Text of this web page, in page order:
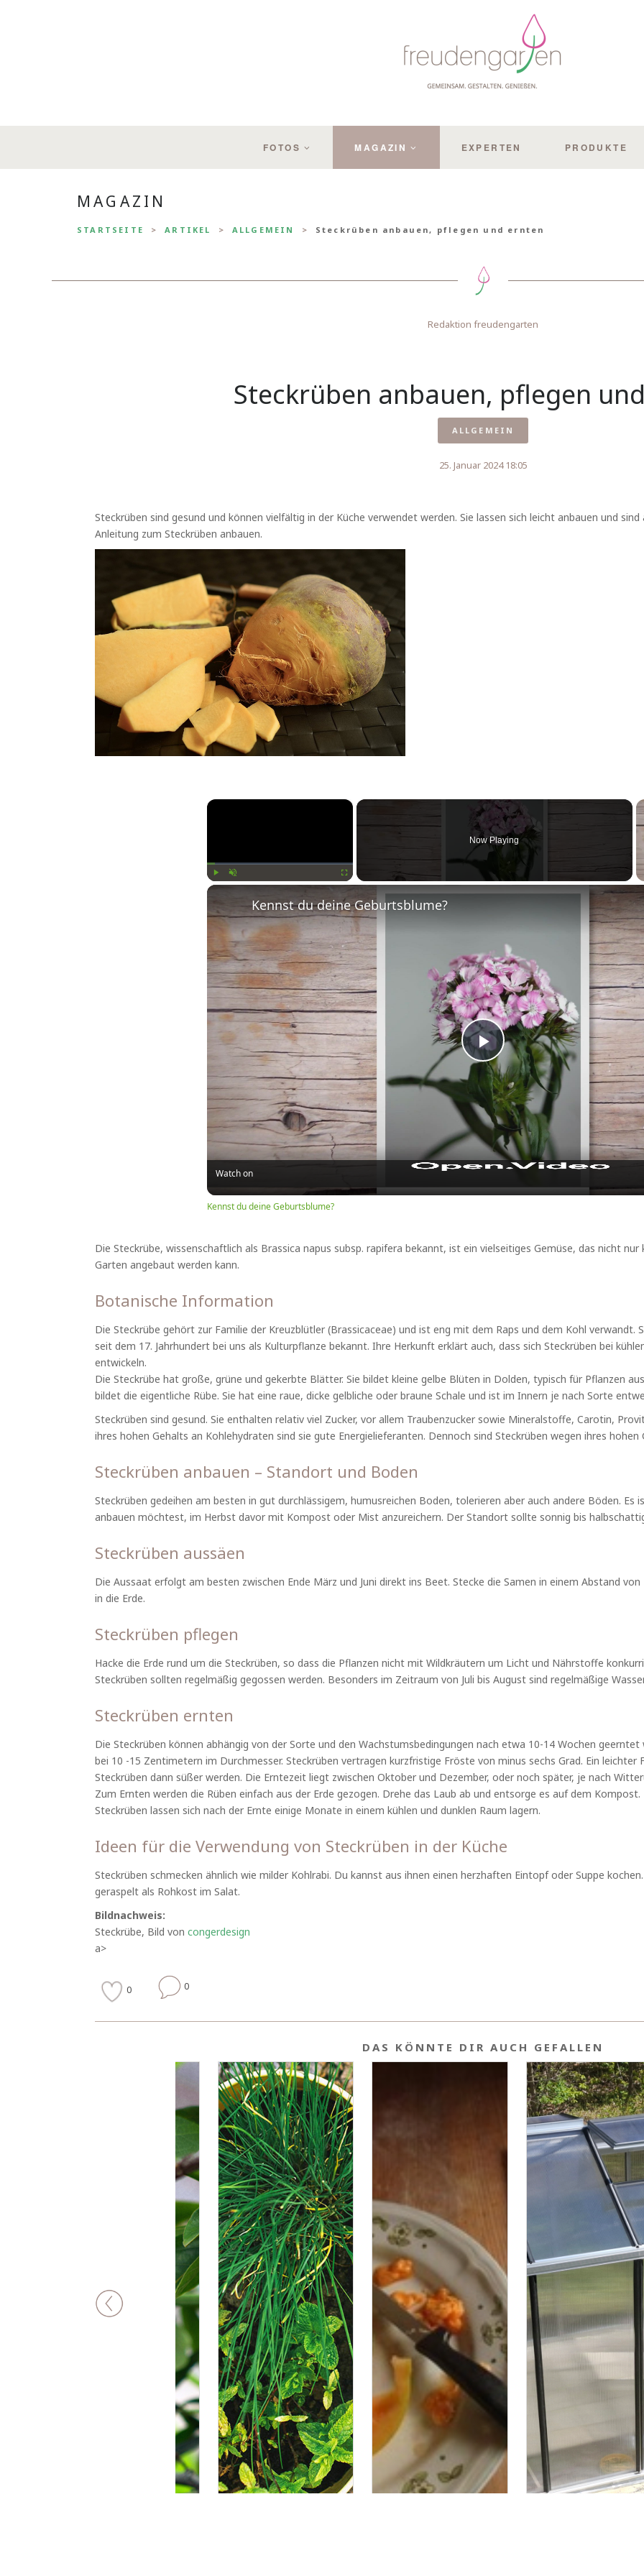
FOTOS MAGAZIN EXPERTEN PRODUKTE
MAGAZIN
STARTSEITE ARTIKEL ALLGEMEIN Steckrüben anbauen, pflegen und ernten
Redaktion freudengarten
Steckrüben anbauen, pflegen
ALLGEMEIN
25. Januar 2024 18:05
Steckrüben sind gesund und können vielfältig in der Küche verwendet werden. Sie lassen sich leicht anbauen und
Anleitung zum Steckrüben anbauen.
×
Fullscreen
Now Playing
Play
Video
Kennst du deine Geburtsblume?
Watch on
Kennst du deine Geburtsblume?
Die Steckrübe, wissenschaftlich als Brassica napus subsp. rapifera bekannt, ist ein vielseitiges Gemüse, das nicht
Garten angebaut werden kann.
Botanische Information
Die Steckrübe gehört zur Familie der Kreuzblütler (Brassicaceae) und ist eng mit dem Raps und dem Kohl verwandt.
seit dem 17. Jahrhundert bei uns als Kulturpflanze bekannt. Ihre Herkunft erklärt auch, dass sich Steckrüben bei
entwickeln.
Die Steckrübe hat große, grüne und gekerbte Blätter. Sie bildet kleine gelbe Blüten in Dolden, typisch für Pflanzen
bildet die eigentliche Rübe. Sie hat eine raue, dicke gelbliche oder braune Schale und ist im Innern je nach Sorte
Steckrüben sind gesund. Sie enthalten relativ viel Zucker, vor allem Traubenzucker sowie Mineralstoffe, Carotin,
ihres hohen Gehalts an Kohlehydraten sind sie gute Energielieferanten. Dennoch sind Steckrüben wegen ihres hohen
Steckrüben anbauen – Standort und Boden
Steckrüben gedeihen am besten in gut durchlässigem, humusreichen Boden, tolerieren aber auch andere Böden.
anbauen möchtest, im Herbst davor mit Kompost oder Mist anzureichern. Der Standort sollte sonnig bis
Steckrüben aussäen
Die Aussaat erfolgt am besten zwischen Ende März und Juni direkt ins Beet. Stecke die Samen in einem Abstand
in die Erde.
Steckrüben pflegen
Hacke die Erde rund um die Steckrüben, so dass die Pflanzen nicht mit Wildkräutern um Licht und Nährstoffe
Steckrüben sollten regelmäßig gegossen werden. Besonders im Zeitraum von Juli bis August sind regelmäßige
Steckrüben ernten
Die Steckrüben können abhängig von der Sorte und den Wachstumsbedingungen nach etwa 10-14 Wochen
bei 10 -15 Zentimetern im Durchmesser. Steckrüben vertragen kurzfristige Fröste von minus sechs Grad. Ein leichter
Steckrüben dann süßer werden. Die Erntezeit liegt zwischen Oktober und Dezember, oder noch später, je nach
Zum Ernten werden die Rüben einfach aus der Erde gezogen. Drehe das Laub ab und entsorge es auf dem Kompost.
Steckrüben lassen sich nach der Ernte einige Monate in einem kühlen und dunklen Raum lagern.
Ideen für die Verwendung von Steckrüben in der Küche
Steckrüben schmecken ähnlich wie milder Kohlrabi. Du kannst aus ihnen einen herzhaften Eintopf oder Suppe
geraspelt als Rohkost im Salat.
Bildnachweis:
Steckrübe, Bild von congerdesign
a>
0 0
DAS KÖNNTE DIR AUCH GEFALLEN